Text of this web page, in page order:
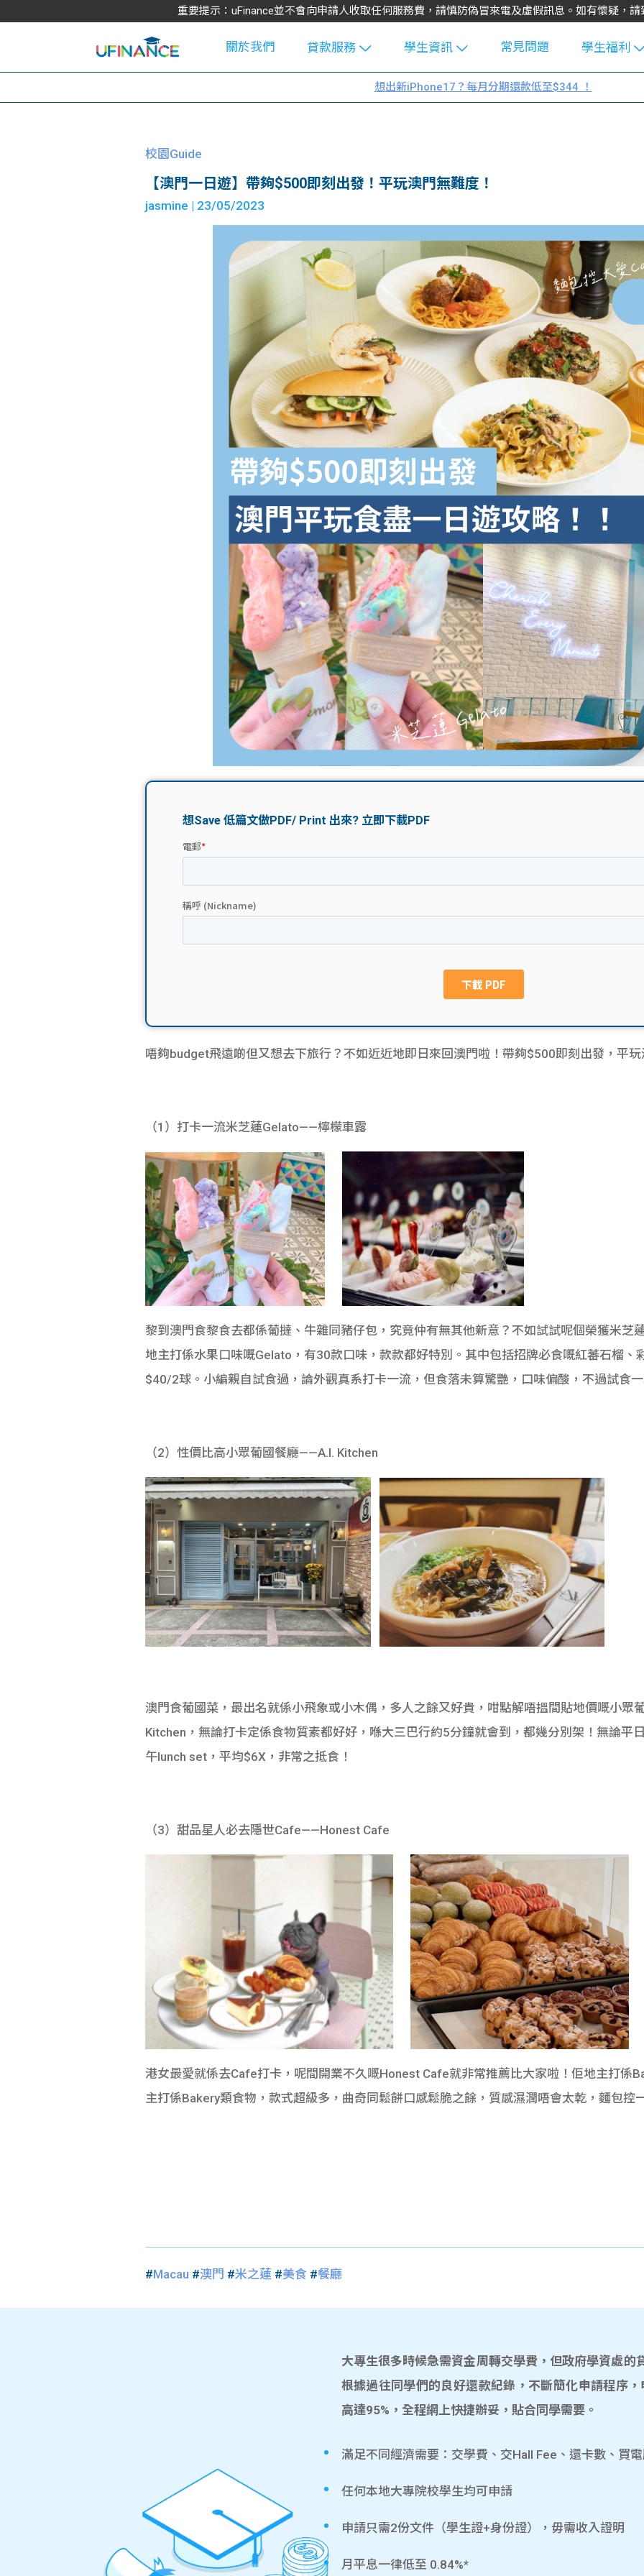
重要提示：uFinance並不會向申請人收取任何服務費，請慎防偽冒來電及虛假訊息。如有懷疑，
關於我們
貸款服務
學生貸款
大學生學費
機
網上私人貸
貸款計數
機
學生資訊
Blog
大專生筍
Exchang
Guide
理財
Guide
學生貸款
101
常見問題
學生福利
uFinance
園贊助
想出新iPhone17？每月分期還款低至$344 ！
校園Guide
【澳門一日遊】帶夠$500即刻出發！平玩澳門無難度！
jasmine | 23/05/2023
唔夠budget飛遠啲但又想去下旅行？不如近近地即日來回澳門啦！帶夠$500即刻出發，平玩
（1）打卡一流米芝蓮Gelato——檸檬車露
黎到澳門食黎食去都係葡撻、牛雜同豬仔包，究竟仲有無其他新意？不如試試呢個榮獲米芝
地主打係水果口味嘅Gelato，有30款口味，款款都好特別。其中包括招牌必食嘅紅蕃石榴、
$40/2球。小編親自試食過，論外觀真系打卡一流，但食落未算驚艷，口味偏酸，不過試食一
（2）性價比高小眾葡國餐廳——A.I. Kitchen
澳門食葡國菜，最出名就係小飛象或小木偶，多人之餘又好貴，咁點解唔搵間貼地價嘅小眾
Kitchen，無論打卡定係食物質素都好好，喺大三巴行約5分鐘就會到，都幾分別架！無論平
午lunch set，平均$6X，非常之抵食！
（3）甜品星人必去隱世Cafe——Honest Cafe
港女最愛就係去Cafe打卡，呢間開業不久嘅Honest Cafe就非常推薦比大家啦！佢地主打係
主打係Bakery類食物，款式超級多，曲奇同鬆餅口感鬆脆之餘，質感濕潤唔會太乾，麵包控
#Macau #澳門 #米之蓮 #美食#餐廳
大專生很多時候急需資金周轉交學費，但政府學資處
根據過往同學們的良好還款紀錄，不斷簡化申請程序
高達95%，全程網上快捷辦妥，貼合同學需要。
滿足不同經濟需要：交學費、交Hall Fee、還卡數、買
任何本地大專院校學生均可申請
申請只需2份文件（學生證+身份證），毋需收入證明
月平息一律低至 0.84%*